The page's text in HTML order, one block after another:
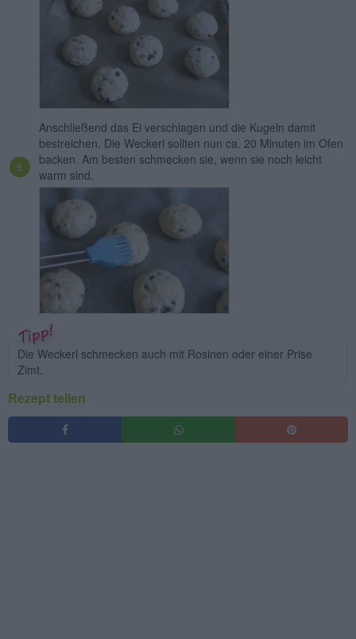
Anschließend das Ei verschlagen und die Kugeln damit
bestreichen. Die Weckerl sollten nun ca. 20 Minuten im Ofen
backen. Am besten schmecken sie, wenn sie noch leicht
warm sind.
Die Weckerl schmecken auch mit Rosinen oder einer Prise
Zimt.
Rezept teilen